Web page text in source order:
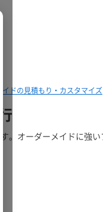
イドの見積もり・カスタマイズ
。オーダーメイドに強